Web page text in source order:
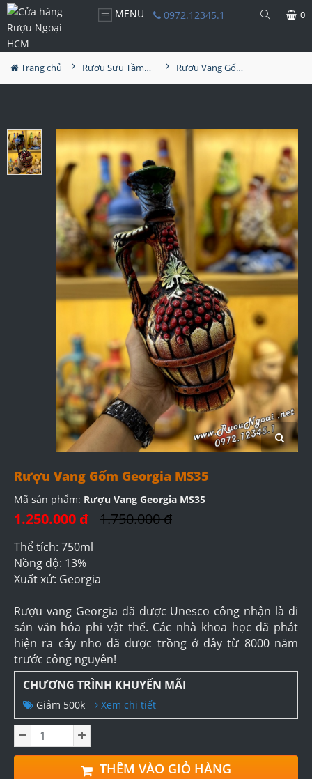
MENU 0972.12345.1 0
Trang chủ Rượu Sưu Tầm - Nga Rượu Vang Gốm Georgia MS35
Rượu Vang Gốm Georgia MS35
Mã sản phẩm: Rượu Vang Georgia MS35
1.250.000 đ 1.750.000 đ
Thể tích: 750ml
Nồng độ: 13%
Xuất xứ: Georgia
Rượu vang Georgia đã được Unesco công nhận là di
sản văn hóa phi vật thể. Các nhà khoa học đã phát
hiện ra cây nho đã được trồng ở đây từ 8000 năm
trước công nguyên!
CHƯƠNG TRÌNH KHUYẾN MÃI
Giảm 500k Xem chi tiết
THÊM VÀO GIỎ HÀNG